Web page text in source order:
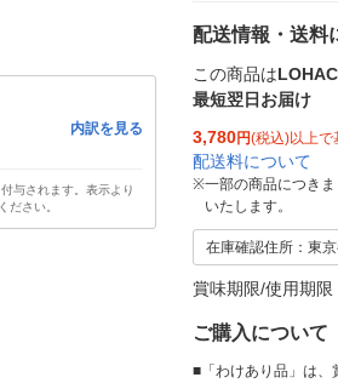
内訳を見る
与されます。表示より
ださい。
配送情報・送料
この商品は
最短翌日お届け
3,780円(税込)以上で
配送料について
※一部の商品につき
いたします。
在庫確認住所：東
賞味期限/使用期
ご購入について
■「わけあり品」は、